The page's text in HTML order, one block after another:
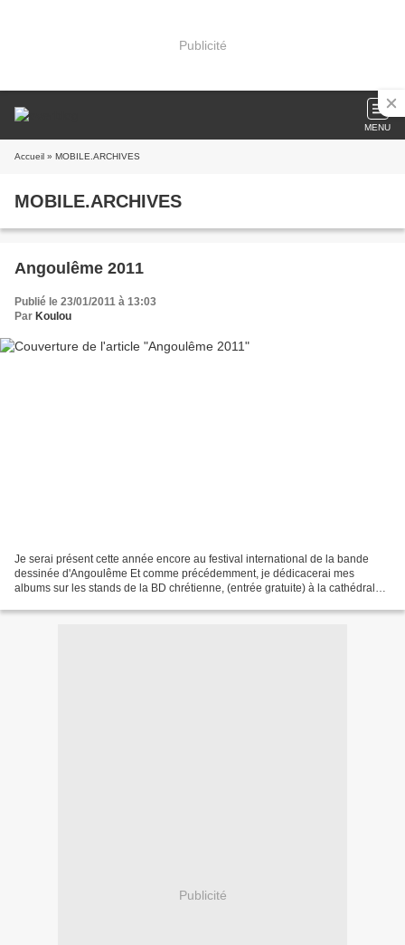
Publicité
MENU
Accueil » MOBILE.ARCHIVES
MOBILE.ARCHIVES
Angoulême 2011
Publié le 23/01/2011 à 13:03
Par Koulou
Je serai présent cette année encore au festival international de la bande
dessinée d'Angoulême Et comme précédemment, je dédicacerai mes
albums sur les stands de la BD chrétienne, (entrée gratuite) à la cathédrale
Publicité